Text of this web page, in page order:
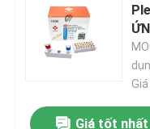
Liên hệ chúng tôi
Các trường hợp
Giá tốt nhất